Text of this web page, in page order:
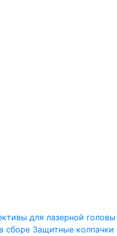
для лазерной головы
сборе Защитные колпачки